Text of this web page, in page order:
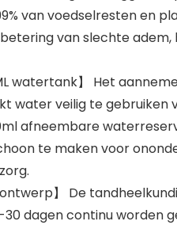
van voedselresten en
van slechte adem,
watertank】 Het
water veilig te gebruiken
afneembare
te maken voor
】 De
dagen continu worden